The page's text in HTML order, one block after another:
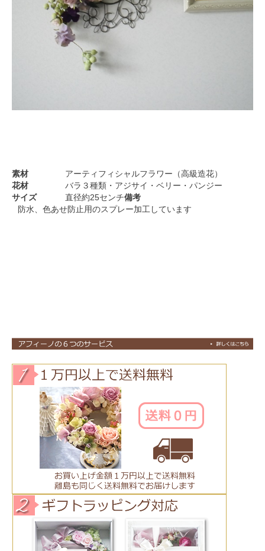
素材
アーティフィシャルフラワー（高級造花）
花材
バラ３種類・アジサイ・ベリー・パンジー
サイズ
直径約25センチ備考
防水、色あせ防止用のスプレー加工しています